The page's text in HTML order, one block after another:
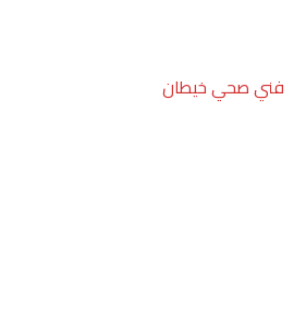
فني صحي خيطان